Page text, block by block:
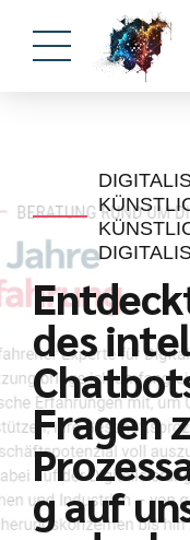
des
Fragen
g auf